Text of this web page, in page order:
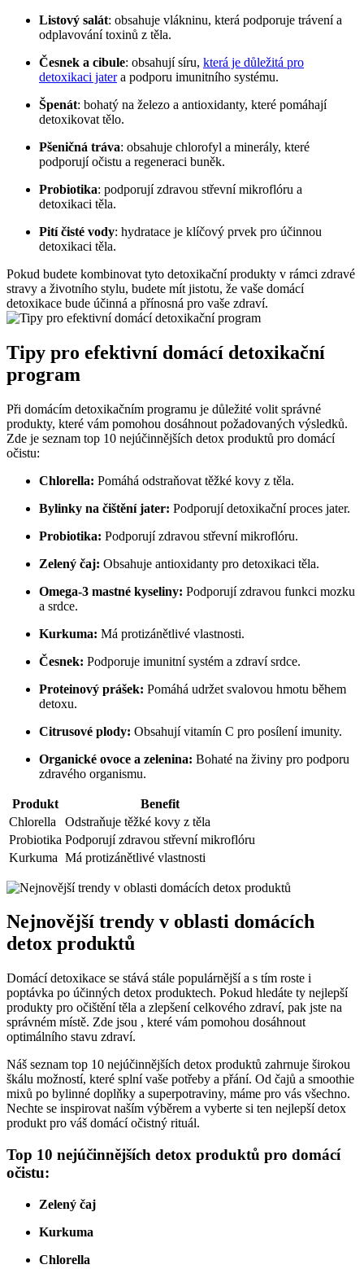
Listový salát: obsahuje vlákninu, která podporuje trávení a
odplavování toxinů z těla.
Česnek a cibule: obsahují síru, která je důležitá pro
detoxikaci jatera podporu imunitního systému.
Špenát: bohatý na železo a antioxidanty, které pomáhají
detoxikovat tělo.
Pšeničná tráva: obsahuje chlorofyl a minerály, které
podporují očistu a regeneraci buněk.
Probiotika: podporují zdravou střevní mikroflóru a
detoxikaci těla.
Pití čisté vody: hydratace je klíčový prvek pro účinnou
detoxikaci těla.
Pokud budete kombinovat tyto detoxikační produkty v rámci zdravé
stravy a životního stylu, budete mít jistotu, že vaše domácí
detoxikace bude účinná a přínosná pro vaše zdraví.
Tipy pro efektivní domácí detoxikační
program
Při domácím detoxikačním programu je důležité volit správné
produkty, které vám pomohou dosáhnout požadovaných výsledků.
Zde je seznam top 10 nejúčinnějších detox produktů pro domácí
očistu:
Chlorella: Pomáhá odstraňovat těžké kovy z těla.
Bylinky na čištění jater: Podporují detoxikační proces jater.
Probiotika: Podporují zdravou střevní mikroflóru.
Zelený čaj: Obsahuje antioxidanty pro detoxikaci těla.
Omega-3 mastné kyseliny: Podporují zdravou funkci mozku
a srdce.
Kurkuma: Má protizánětlivé vlastnosti.
Česnek: Podporuje imunitní systém a zdraví srdce.
Proteinový prášek: Pomáhá udržet svalovou hmotu během
detoxu.
Citrusové plody: Obsahují vitamín C pro posílení imunity.
Organické ovoce a zelenina: Bohaté na živiny pro podporu
zdravého organismu.
Produkt
Benefit
Chlorella
Odstraňuje těžké kovy z těla
Probiotika Podporují zdravou střevní mikroflóru
Kurkuma Má protizánětlivé vlastnosti
Nejnovější trendy v oblasti domácích
detox produktů
Domácí detoxikace se stává stále populárnější a s tím roste i
poptávka po účinných detox produktech. Pokud hledáte ty nejlepší
produkty pro očištění těla a zlepšení celkového zdraví, pak jste na
správném místě. Zde jsou , které vám pomohou dosáhnout
optimálního stavu zdraví.
Náš seznam top 10 nejúčinnějších detox produktů zahrnuje širokou
škálu možností, které splní vaše potřeby a přání. Od čajů a smoothie
mixů po bylinné doplňky a superpotraviny, máme pro vás všechno.
Nechte se inspirovat naším výběrem a vyberte si ten nejlepší detox
produkt pro váš domácí očistný rituál.
Top 10 nejúčinnějších detox produktů pro domácí
očistu:
Zelený čaj
Kurkuma
Chlorella